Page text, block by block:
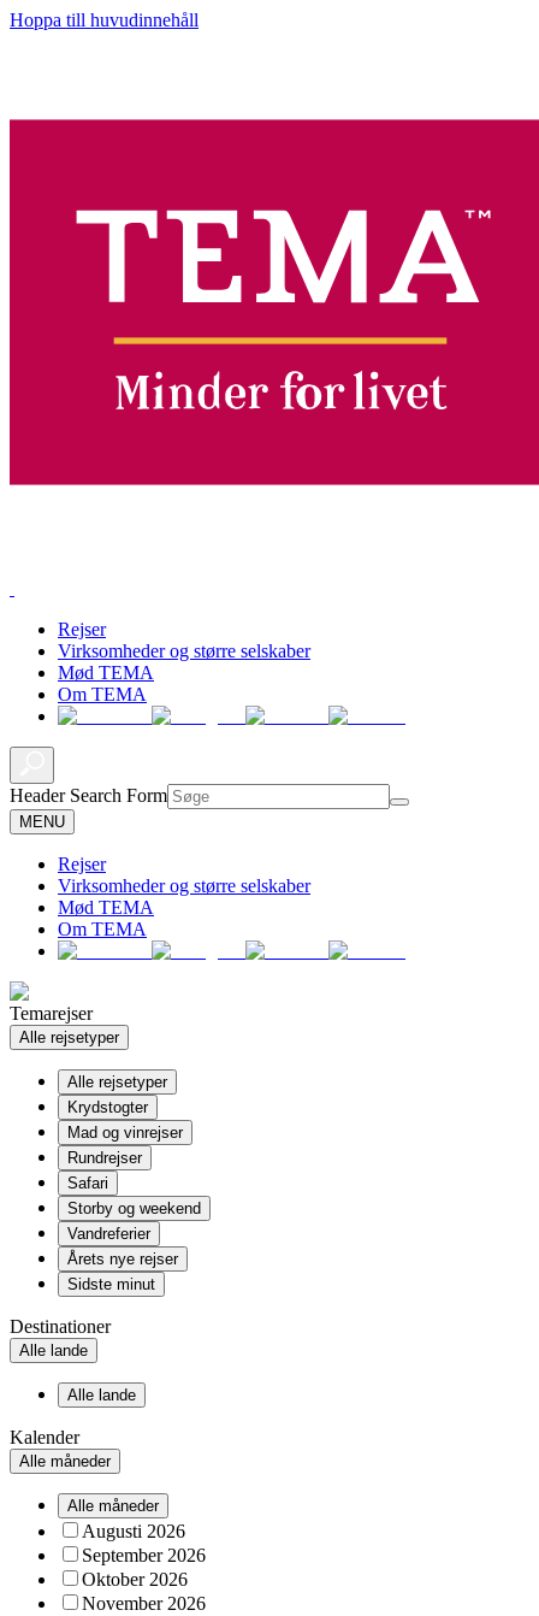
Hoppa till huvudinnehåll
Rejser
Virksomheder og større selskaber
Mød TEMA
Om TEMA
Header Search Form
MENU
Rejser
Virksomheder og større selskaber
Mød TEMA
Om TEMA
Temarejser
Alle rejsetyper
Alle rejsetyper
Krydstogter
Mad og vinrejser
Rundrejser
Safari
Storby og weekend
Vandreferier
Årets nye rejser
Sidste minut
Destinationer
Alle lande
Alle lande
Kalender
Alle måneder
Alle måneder
Augusti 2026
September 2026
Oktober 2026
November 2026